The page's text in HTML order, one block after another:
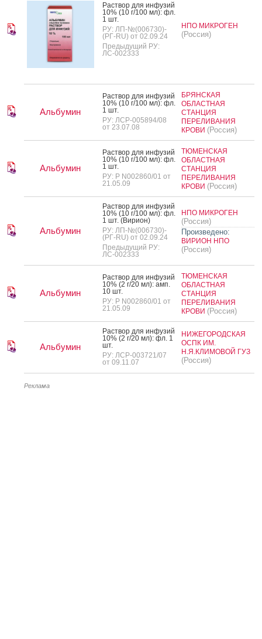
Рас­твор для ин­фу­зий
10% (10 г/100 мл): фл.
1 шт.
РУ: ЛП-№(006730)-
(РГ-RU) от 02.09.24
Предыдущий РУ:
ЛС-002333
НПО МИКРОГЕН
(Россия)
Альбумин
Рас­твор для ин­фу­зий
10% (10 г/100 мл): фл.
1 шт.
РУ: ЛСР-005894/08
от 23.07.08
БРЯНСКАЯ
ОБЛАСТНАЯ
СТАНЦИЯ
ПЕРЕЛИВАНИЯ
КРОВИ (Россия)
Альбумин
Рас­твор для ин­фу­зий
10% (10 г/100 мл): фл.
1 шт.
РУ: Р N002860/01 от
21.05.09
ТЮМЕНСКАЯ
ОБЛАСТНАЯ
СТАНЦИЯ
ПЕРЕЛИВАНИЯ
КРОВИ (Россия)
Альбумин
Рас­твор для ин­фу­зий
10% (10 г/100 мл): фл.
1 шт. (Ви­ри­он)
РУ: ЛП-№(006730)-
(РГ-RU) от 02.09.24
Предыдущий РУ:
ЛС-002333
НПО МИКРОГЕН
(Россия)
Произведено:
ВИРИОН НПО
(Россия)
Альбумин
Рас­твор для ин­фу­зий
10% (2 г/20 мл): амп.
10 шт.
РУ: Р N002860/01 от
21.05.09
ТЮМЕНСКАЯ
ОБЛАСТНАЯ
СТАНЦИЯ
ПЕРЕЛИВАНИЯ
КРОВИ (Россия)
Альбумин
Рас­твор для ин­фу­зий
10% (2 г/20 мл): фл. 1
шт.
РУ: ЛСР-003721/07
от 09.11.07
НИЖЕГОРОДСКАЯ
ОСПК ИМ.
Н.Я.КЛИМОВОЙ ГУЗ
(Россия)
Реклама